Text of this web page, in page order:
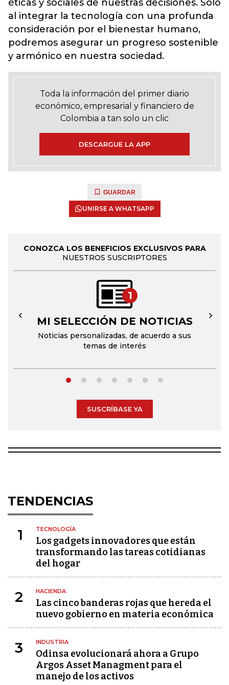
éticas y sociales de nuestras decisiones. Solo
al integrar la tecnología con una profunda
consideración por el bienestar humano,
podremos asegurar un progreso sostenible
y armónico en nuestra sociedad.
Toda la información del primer diario
económico, empresarial y financiero de
Colombia a tan solo un clic
DESCARGUE LA APP
GUARDAR
UNIRSE A WHATSAPP
CONOZCA LOS BENEFICIOS EXCLUSIVOS PARA
NUESTROS SUSCRIPTORES
1
MI SELECCIÓN DE NOTICIAS
Noticias personalizadas, de acuerdo a sus
temas de interés
← →
SUSCRÍBASE YA
TENDENCIAS
1 TECNOLOGÍA
Los gadgets innovadores que están
transformando las tareas cotidianas
del hogar
2 HACIENDA
Las cinco banderas rojas que hereda el
nuevo gobierno en materia económica
3 INDUSTRIA
Odinsa evolucionará ahora a Grupo
Argos Asset Managment para el
manejo de los activos